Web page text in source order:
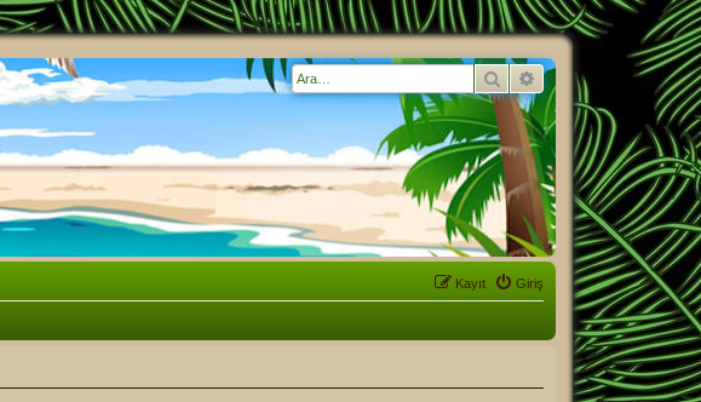
Ara Gelişmiş arama
Giriş
Kayıt